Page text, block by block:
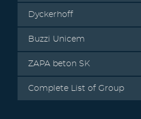
Dyckerhoff
Buzzi Unicem
ZAPA beton SK
Complete List of Group